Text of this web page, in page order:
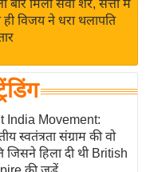
जगत
बार मिला सवा शेर, सत्ता में
विजय ने धरा थलापति
India Movement:
स्वतंत्रता संग्राम की वो
जिसने हिला दी थी British